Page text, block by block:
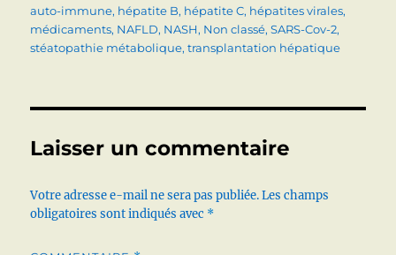
auto-immune, hépatite B, hépatite C, hépatites virales,
médicaments, NAFLD, NASH, Non classé,SARS-Cov-2,
stéatopathie métabolique,transplantation hépatique
Laisser un commentaire
Votre adresse e-mail ne sera pas publiée. Les champs
obligatoires sont indiqués avec *